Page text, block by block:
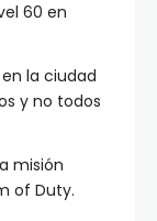
60 en
la ciudad
y no todos
misión
of Duty.